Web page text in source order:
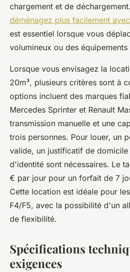
chargement et de
déménagez plus facilement
est essentiel lorsque vous
volumineux ou des équipements
Lorsque vous envisagez la
20m³, plusieurs critères sont à
options incluent des marques
Mercedes Sprinter et Renault
transmission manuelle et une
trois personnes. Pour louer, un
valide, un justificatif de domicile
d'identité sont nécessaires. Le
€ par jour pour un forfait de 7
Cette location est idéale pour
F4/F5, avec la possibilité d'un
de flexibilité.
Spécifications
exigences